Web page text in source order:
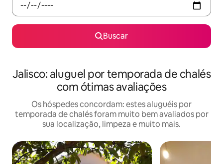
Buscar
Jalisco: aluguel por temporada de chalés
com ótimas avaliações
Os hóspedes concordam: estes aluguéis por
temporada de chalés foram muito bem avaliados por
sua localização, limpeza e muito mais.